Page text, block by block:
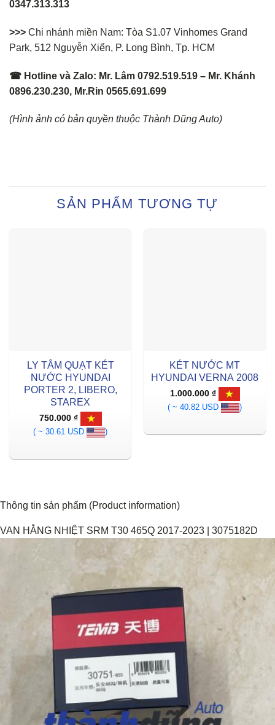
0347.313.313
>>> Chi nhánh miền Nam: Tòa S1.07 Vinhomes Grand
Park, 512 Nguyễn Xiển, P. Long Bình, Tp. HCM
☎ Hotline và Zalo: Mr. Lâm 0792.519.519 – Mr. Khánh
0896.230.230, Mr.Rin 0565.691.699
(Hình ảnh có bản quyền thuộc Thành Dũng Auto)
SẢN PHẨM TƯƠNG TỰ
LY TÂM QUẠT KÉT
NƯỚC HYUNDAI
PORTER 2, LIBERO,
STAREX
750.000 ₫
( ~ 30.61 USD
)
KÉT NƯỚC MT
HYUNDAI VERNA 2008
1.000.000 ₫
( ~ 40.82 USD
)
Thông tin sản phẩm (Product information)
VAN HẰNG NHIỆT SRM T30 465Q 2017-2023 | 3075182D